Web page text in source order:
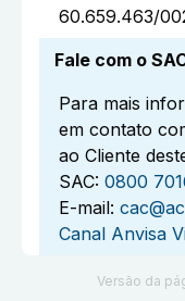
60.659.463/
Fale com o
Para mais
em contato
ao Cliente
SAC: 0800
E-mail:
Canal Anvisa
Versão da